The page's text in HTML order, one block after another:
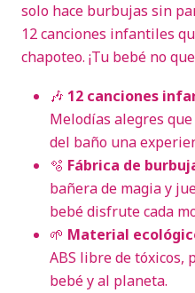
solo hace burbujas sin
12 canciones infantiles
chapoteo. ¡Tu bebé no
🎶 12 canciones
Melodías alegres
del baño una
🫧 Fábrica de
bañera de magia y
bebé disfrute cada
🌱 Material
ABS libre de tóxicos,
bebé y al planeta.